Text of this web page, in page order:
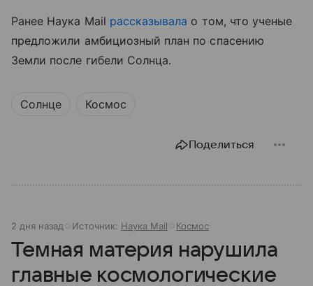
Ранее Наука Mail рассказывала о том, что ученые
предложили амбициозный план по спасению
Земли после гибели Солнца.
Солнце Космос
Поделиться
2 дня назад Источник: Наука Mail Космос
Темная материя нарушила
главные космологические